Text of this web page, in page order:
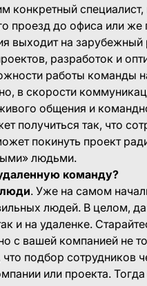
конкретный
проезд до офиса или
выходит на зарубежный
разработок и
работы команды
в скорости
общения и
получиться так, что
покинуть проект
людьми.
команду?
. Уже на самом
людей. В целом,
и на удаленке.
с вашей компанией не
подбор сотрудников
или проекта.